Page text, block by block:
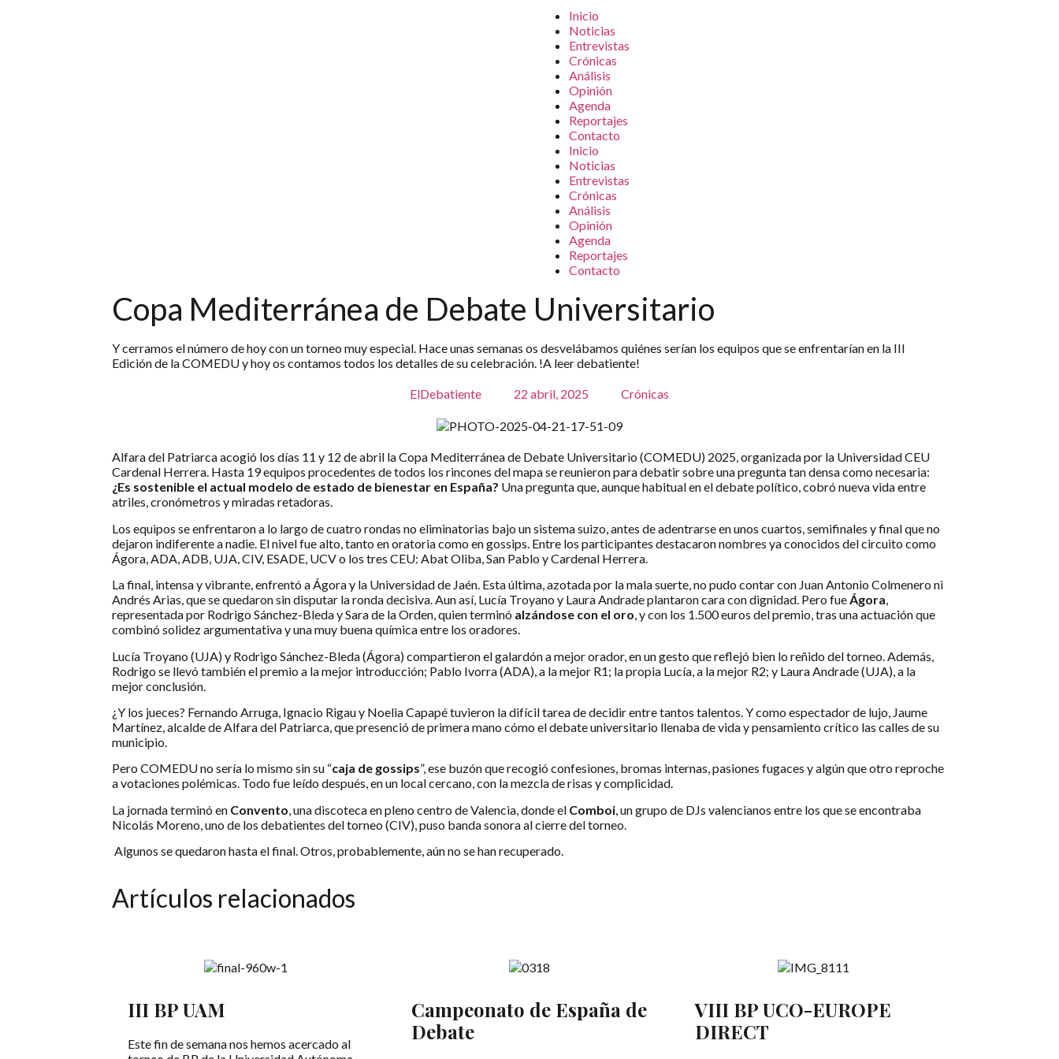
Inicio
Noticias
Entrevistas
Crónicas
Análisis
Opinión
Agenda
Reportajes
Contacto
Inicio
Noticias
Entrevistas
Crónicas
Análisis
Opinión
Agenda
Reportajes
Contacto
Copa Mediterránea de Debate Universitario
Y cerramos el número de hoy con un torneo muy especial. Hace unas semanas os desvelábamos quiénes serían los equipos que se enfrentarían en la III
Edición de la COMEDU y hoy os contamos todos los detalles de su celebración. !A leer debatiente!
ElDebatiente 22 abril, 2025 Crónicas
Alfara del Patriarca acogió los días 11 y 12 de abril la Copa Mediterránea de Debate Universitario (COMEDU) 2025, organizada por la Universidad CEU
Cardenal Herrera. Hasta 19 equipos procedentes de todos los rincones del mapa se reunieron para debatir sobre una pregunta tan densa como necesaria:
¿Es sostenible el actual modelo de estado de bienestar en España? Una pregunta que, aunque habitual en el debate político, cobró nueva vida entre
atriles, cronómetros y miradas retadoras.
Los equipos se enfrentaron a lo largo de cuatro rondas no eliminatorias bajo un sistema suizo, antes de adentrarse en unos cuartos, semifinales y final que no
dejaron indiferente a nadie. El nivel fue alto, tanto en oratoria como en gossips. Entre los participantes destacaron nombres ya conocidos del circuito como
Ágora, ADA, ADB, UJA, CIV, ESADE, UCV o los tres CEU: Abat Oliba, San Pablo y Cardenal Herrera.
La final, intensa y vibrante, enfrentó a Ágora y la Universidad de Jaén. Esta última, azotada por la mala suerte, no pudo contar con Juan Antonio Colmenero ni
Andrés Arias, que se quedaron sin disputar la ronda decisiva. Aun así, Lucía Troyano y Laura Andrade plantaron cara con dignidad. Pero fueÁgora,
representada por Rodrigo Sánchez-Bleda y Sara de la Orden, quien terminó alzándose con el oro, y con los 1.500 euros del premio, tras una actuación que
combinó solidez argumentativa y una muy buena química entre los oradores.
Lucía Troyano (UJA) y Rodrigo Sánchez-Bleda (Ágora) compartieron el galardón a mejor orador, en un gesto que reflejó bien lo reñido del torneo. Además,
Rodrigo se llevó también el premio a la mejor introducción; Pablo Ivorra (ADA), a la mejor R1; la propia Lucía, a la mejor R2; y Laura Andrade (UJA), a la
mejor conclusión.
¿Y los jueces? Fernando Arruga, Ignacio Rigau y Noelia Capapé tuvieron la difícil tarea de decidir entre tantos talentos. Y como espectador de lujo, Jaume
Martínez, alcalde de Alfara del Patriarca, que presenció de primera mano cómo el debate universitario llenaba de vida y pensamiento crítico las calles de su
municipio.
Pero COMEDU no sería lo mismo sin su “caja de gossips”, ese buzón que recogió confesiones, bromas internas, pasiones fugaces y algún que otro reproche
a votaciones polémicas. Todo fue leído después, en un local cercano, con la mezcla de risas y complicidad.
La jornada terminó en Convento , una discoteca en pleno centro de Valencia, donde el Comboi , un grupo de DJs valencianos entre los que se encontraba
Nicolás Moreno, uno de los debatientes del torneo (CIV), puso banda sonora al cierre del torneo.
Algunos se quedaron hasta el final. Otros, probablemente, aún no se han recuperado.
Artículos relacionados
III BP UAM
Este fin de semana nos hemos acercado al
Campeonato de España de
Debate
VIII BP UCO-EUROPE
DIRECT